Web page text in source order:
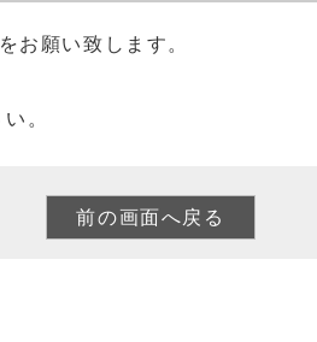
お願い致します。
。